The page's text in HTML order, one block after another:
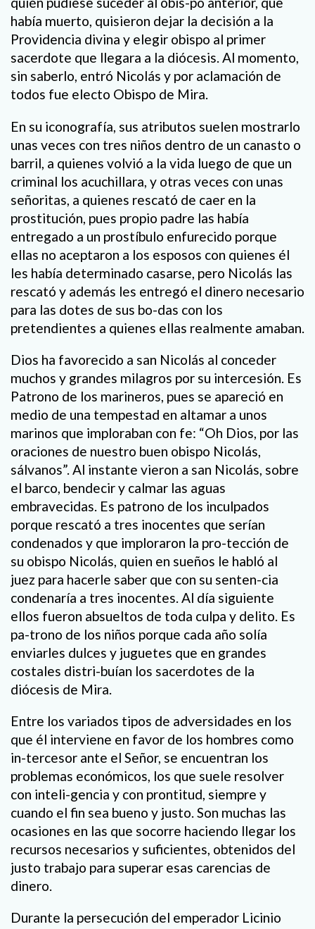
había muerto, quisieron dejar la decisión a la
Providencia divina y elegir obispo al primer
sacerdote que llegara a la diócesis. Al momento,
sin saberlo, entró Nicolás y por aclamación de
todos fue electo Obispo de Mira.
En su iconografía, sus atributos suelen mostrarlo
unas veces con tres niños dentro de un canasto o
barril, a quienes volvió a la vida luego de que un
criminal los acuchillara, y otras veces con unas
señoritas, a quienes rescató de caer en la
prostitución, pues propio padre las había
entregado a un prostíbulo enfurecido porque
ellas no aceptaron a los esposos con quienes él
les había determinado casarse, pero Nicolás las
rescató y además les entregó el dinero necesario
para las dotes de sus bo-das con los
pretendientes a quienes ellas realmente amaban.
Dios ha favorecido a san Nicolás al conceder
muchos y grandes milagros por su intercesión. Es
Patrono de los marineros, pues se apareció en
medio de una tempestad en altamar a unos
marinos que imploraban con fe: “Oh Dios, por las
oraciones de nuestro buen obispo Nicolás,
sálvanos”. Al instante vieron a san Nicolás, sobre
el barco, bendecir y calmar las aguas
embravecidas. Es patrono de los inculpados
porque rescató a tres inocentes que serían
condenados y que imploraron la pro-tección de
su obispo Nicolás, quien en sueños le habló al
juez para hacerle saber que con su senten-cia
condenaría a tres inocentes. Al día siguiente
ellos fueron absueltos de toda culpa y delito. Es
pa-trono de los niños porque cada año solía
enviarles dulces y juguetes que en grandes
costales distri-buían los sacerdotes de la
diócesis de Mira.
Entre los variados tipos de adversidades en los
que él interviene en favor de los hombres como
in-tercesor ante el Señor, se encuentran los
problemas económicos, los que suele resolver
con inteli-gencia y con prontitud, siempre y
cuando el fin sea bueno y justo. Son muchas las
ocasiones en las que socorre haciendo llegar los
recursos necesarios y suficientes, obtenidos del
justo trabajo para superar esas carencias de
dinero.
Durante la persecución del emperador Licinio